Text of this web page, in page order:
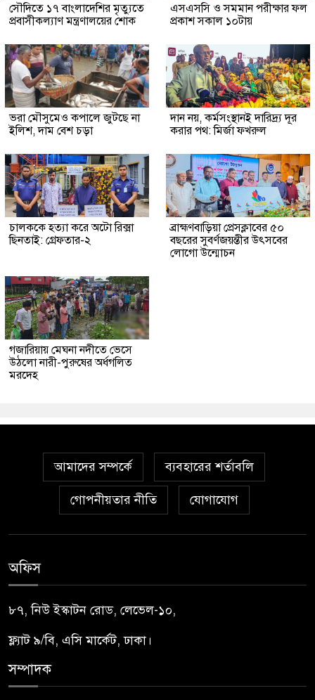
সৌ‌দিতে ১৭ বাংলাদেশির মৃত্যুতে
প্রবাসীকল্যাণ মন্ত্রণালয়ের শোক
এসএসসি ও সমমান পরীক্ষার ফল
প্রকাশ সকাল ১০টায়
ভরা মৌসুমেও কপালে জুটছে না
ইলিশ, দাম বেশ চড়া
দান নয়, কর্মসংস্থানই দারিদ্র্য দূর
করার পথ: মির্জা ফখরুল
চালককে হত্যা করে অটো রিক্সা
ছিনতাই: গ্রেফতার-২
ব্রাহ্মণবাড়িয়া প্রেসক্লাবের ৫০
বছরের সুবর্ণজয়ন্তীর উৎসবের
লোগো উন্মোচন
গজারিয়ায় মেঘনা নদীতে ভেসে
উঠলো নারী-পুরুষের অর্ধগলিত
মরদেহ
আমাদের সম্পর্কে ব্যবহারের শর্তাবলি
গোপনীয়তার নীতি যোগাযোগ
অফিস
৮৭, নিউ ইস্কাটন রোড, লেভেল-১০,
ফ্ল্যাট ৯/বি, এসি মার্কেট, ঢাকা।
সম্পাদক